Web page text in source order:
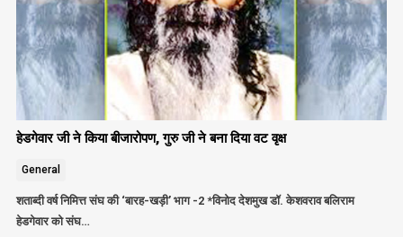
हेडगेवार जी ने किया बीजारोपण, गुरु जी ने बना दिया वट वृक्ष
General
शताब्दी वर्ष निमित्त संघ की ‘बारह-खड़ी’ भाग -2 *विनोद देशमुख डॉ. केशवराव बलिराम
हेडगेवार को संघ…